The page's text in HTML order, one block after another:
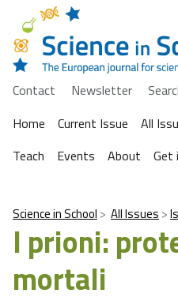
Contact Newsletter
Home
Current Issue All
Teach
Events About Get
Science in School All Issues
I prioni:
mortali